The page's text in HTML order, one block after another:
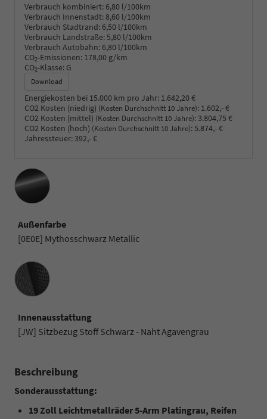
Verbrauch kombiniert: 6,80 l/100km
Verbrauch Innenstadt:8,60 l/100km
Verbrauch Stadtrand: 6,50 l/100km
Verbrauch Landstraße:5,80 l/100km
Verbrauch Autobahn: 6,80 l/100km
CO2-Emissionen: 178,00 g/km
CO2-Klasse: G
Download
Energiekosten bei 15.000 km pro Jahr: 1.642,20 €
CO2 Kosten (niedrig) (Kosten Durchschnitt 10 Jahre): 1.602,- €
CO2 Kosten (mittel) (Kosten Durchschnitt 10 Jahre):3.804,75 €
CO2 Kosten (hoch) (Kosten Durchschnitt 10 Jahre):5.874,- €
Jahressteuer:392,- €
Außenfarbe
[0E0E] Mythosschwarz Metallic
Innenausstattung
Innenausstattung
[JW] Sitzbezug Stoff Schwarz - Naht Agavengrau
Beschreibung
Sonderausstattung:
19 Zoll Leichtmetallräder 5-Arm Platingrau, Reifen